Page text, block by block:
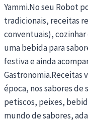
Yammi.No seu Robot
tradicionais, receitas
conventuais),
uma bebida para
festiva e ainda
Gastronomia.Receitas
época, nos sabores de
petiscos, peixes,
mundo de sabores,